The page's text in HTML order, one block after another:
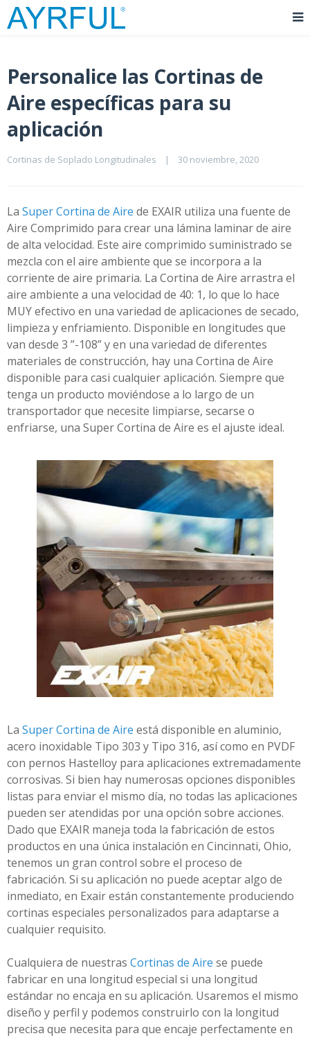
Personalice las Cortinas de
Aire específicas para su
aplicación
Cortinas de Soplado Longitudinales | 30 noviembre, 2020
La Super Cortina de Aire de EXAIR utiliza una fuente de
Aire Comprimido para crear una lámina laminar de aire
de alta velocidad. Este aire comprimido suministrado se
mezcla con el aire ambiente que se incorpora a la
corriente de aire primaria. La Cortina de Aire arrastra el
aire ambiente a una velocidad de 40: 1, lo que lo hace
MUY efectivo en una variedad de aplicaciones de secado,
limpieza y enfriamiento. Disponible en longitudes que
van desde 3 ”-108” y en una variedad de diferentes
materiales de construcción, hay una Cortina de Aire
disponible para casi cualquier aplicación. Siempre que
tenga un producto moviéndose a lo largo de un
transportador que necesite limpiarse, secarse o
enfriarse, una Super Cortina de Aire es el ajuste ideal.
La Super Cortina de Aire está disponible en aluminio,
acero inoxidable Tipo 303 y Tipo 316, así como en PVDF
con pernos Hastelloy para aplicaciones extremadamente
corrosivas. Si bien hay numerosas opciones disponibles
listas para enviar el mismo día, no todas las aplicaciones
pueden ser atendidas por una opción sobre acciones.
Dado que EXAIR maneja toda la fabricación de estos
productos en una única instalación en Cincinnati, Ohio,
tenemos un gran control sobre el proceso de
fabricación. Si su aplicación no puede aceptar algo de
inmediato, en Exair están constantemente produciendo
cortinas especiales personalizados para adaptarse a
cualquier requisito.
Cualquiera de nuestras Cortinas de Aire se puede
fabricar en una longitud especial si una longitud
estándar no encaja en su aplicación. Usaremos el mismo
diseño y perfil y podemos construirlo con la longitud
precisa que necesita para que encaje perfectamente en